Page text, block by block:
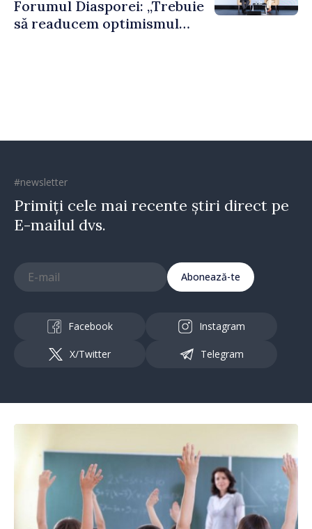
Forumul Diasporei: „Trebuie
să readucem optimismul
#newsletter
Primiți cele mai recente știri direct pe
E-mailul dvs.
Abonează-te
Facebook Instagram
X/Twitter Telegram